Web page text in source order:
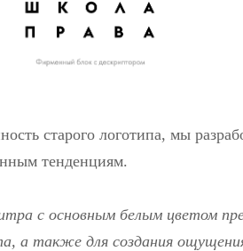
старого логотипа, мы
тенденциям.
с основным белым цветом
а также для создания